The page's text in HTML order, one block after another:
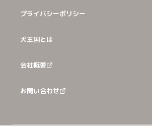
プライバシーポリシー
犬王国とは
会社概要
お問い合わせ